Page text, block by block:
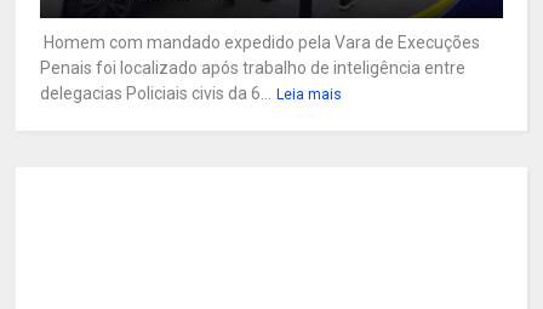
Homem com mandado expedido pela Vara de Execuções
Penais foi localizado após trabalho de inteligência entre
delegacias Policiais civis da 6...
Leia mais